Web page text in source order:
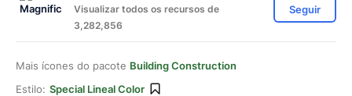
Visualizar todos os recursos de
3,282,856
Seguir
Mais ícones do pacote Building Construction
Estilo: Special Lineal Color